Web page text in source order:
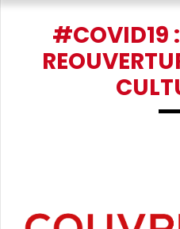
#COVID19 :